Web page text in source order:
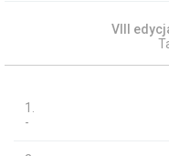
VIII
1.
-